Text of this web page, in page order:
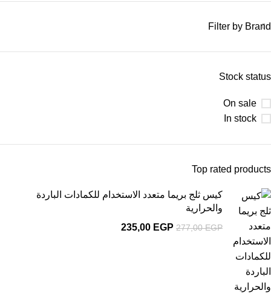
Filter by Brand
Stock status
On sale
In stock
Top rated products
كيس ثلج بريما متعدد الاستخدام للكمادات الباردة
والحرارية
277,00EGP
235,00 EGP